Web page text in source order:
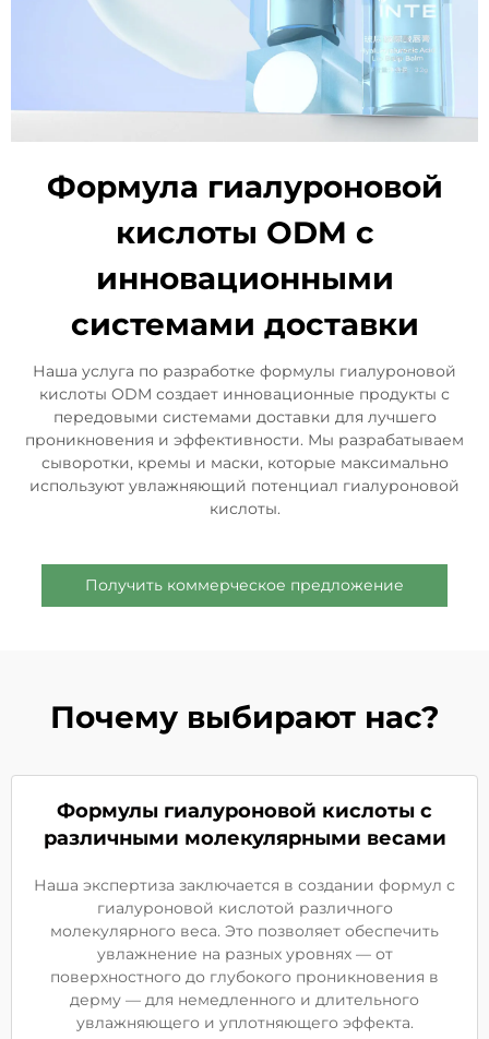
Формула гиалуроновой
кислоты ODM с
инновационными
системами доставки
Наша услуга по разработке формулы гиалуроновой
кислоты ODM создает инновационные продукты с
передовыми системами доставки для лучшего
проникновения и эффективности. Мы разрабатываем
сыворотки, кремы и маски, которые максимально
используют увлажняющий потенциал гиалуроновой
кислоты.
Получить коммерческое предложение
Почему выбирают нас?
Формулы гиалуроновой кислоты с
различными молекулярными весами
Наша экспертиза заключается в создании формул с
гиалуроновой кислотой различного
молекулярного веса. Это позволяет обеспечить
увлажнение на разных уровнях — от
поверхностного до глубокого проникновения в
дерму — для немедленного и длительного
увлажняющего и уплотняющего эффекта.